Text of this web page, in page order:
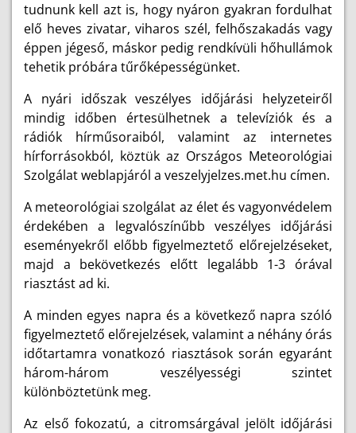
tudnunk kell azt is, hogy nyáron gyakran fordulhat
elő heves zivatar, viharos szél, felhőszakadás vagy
éppen jégeső, máskor pedig rendkívüli hőhullámok
tehetik próbára tűrőképességünket.
A nyári időszak veszélyes időjárási helyzeteiről
mindig időben értesülhetnek a televíziók és a
rádiók hírműsoraiból, valamint az internetes
hírforrásokból, köztük az Országos Meteorológiai
Szolgálat weblapjáról a veszelyjelzes.met.hu címen.
A meteorológiai szolgálat az élet és vagyonvédelem
érdekében a legvalószínűbb veszélyes időjárási
eseményekről előbb figyelmeztető előrejelzéseket,
majd a bekövetkezés előtt legalább 1-3 órával
riasztást ad ki.
A minden egyes napra és a következő napra szóló
figyelmeztető előrejelzések, valamint a néhány órás
időtartamra vonatkozó riasztások során egyaránt
három-három veszélyességi szintet
különböztetünk meg.
Az első fokozatú, a citromsárgával jelölt időjárási